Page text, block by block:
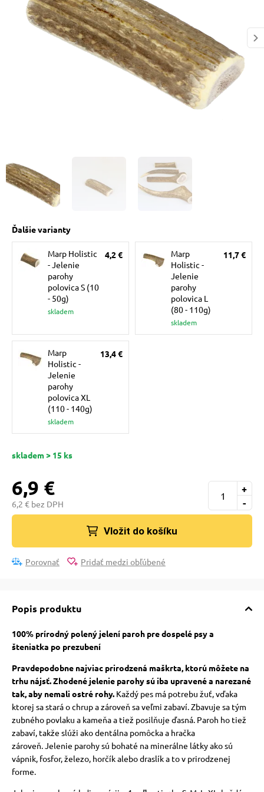
mačky
mačky
podložky
Ďalšie varianty
Marp Holistic
- Jelenie
parohy
polovica S (10
- 50g)
skladem
4,2 €
Marp
Holistic -
Jelenie
parohy
polovica L
(80 - 110g)
skladem
11,7 €
Marp
Holistic -
Jelenie
parohy
polovica XL
(110 - 140g)
skladem
13,4 €
skladem > 15 ks
6,9 €
6,2 € bez DPH -
+
Vložit do košíku
Porovnať Pridať medzi obľúbené
Popis produktu
100% prírodný polený jelení paroh pre dospelé psy a
šteniatka po prezubení
Pravdepodobne najviac prirodzená maškrta, ktorú môžete na
trhu nájsť. Zhodené jelenie parohy sú iba upravené a narezané
tak, aby nemali ostré rohy. Každý pes má potrebu žuť, vďaka
ktorej sa stará o chrup a zároveň sa veľmi zabaví.Zbavuje sa tým
zubného povlaku a kameňa a tiež posilňuje ďasná. Paroh ho tiež
zabaví, takže slúži ako dentálna pomôcka a hračka
zároveň.Jelenie parohy sú bohaté na minerálne látky ako sú
vápnik, fosfor, železo, horčík alebo draslík a to v prirodzenej
forme.